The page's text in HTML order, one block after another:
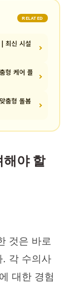
RELATED
최신 시설
형 케어 플
춤형 돌봄
해야 할
것은 바로
. 각 수의사
대한 경험